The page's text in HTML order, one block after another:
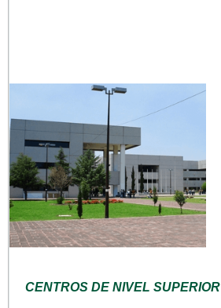
CENTROS DE NIVEL SUPERIOR